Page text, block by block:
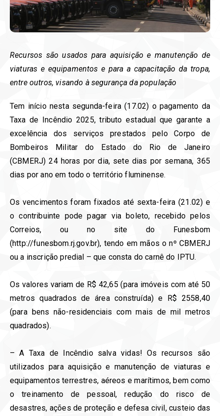
Recursos são usados para aquisição e manutenção de
viaturas e equipamentos e para a capacitação da tropa,
entre outros, visando à segurança da população
Tem início nesta segunda-feira (17.02) o pagamento da
Taxa de Incêndio 2025, tributo estadual que garante a
excelência dos serviços prestados pelo Corpo de
Bombeiros Militar do Estado do Rio de Janeiro
(CBMERJ) 24 horas por dia, sete dias por semana, 365
dias por ano em todo o território fluminense.
Os vencimentos foram fixados até sexta-feira (21.02) e
o contribuinte pode pagar via boleto, recebido pelos
Correios, ou no site do Funesbom
(http://funesbom.rj.gov.br), tendo em mãos o nº CBMERJ
ou a inscrição predial – que consta do carnê do IPTU.
Os valores variam de R$ 42,65 (para imóveis com até 50
metros quadrados de área construída) e R$ 2558,40
(para bens não-residenciais com mais de mil metros
quadrados).
– A Taxa de Incêndio salva vidas! Os recursos são
utilizados para aquisição e manutenção de viaturas e
equipamentos terrestres, aéreos e marítimos, bem como
o treinamento de pessoal, redução do risco de
desastres, ações de proteção e defesa civil, custeio das